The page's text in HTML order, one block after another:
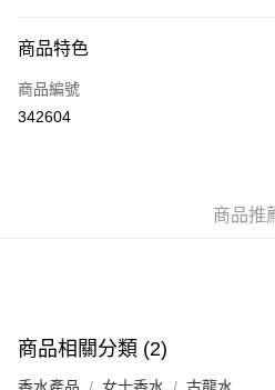
信用卡
Apple Pay
付款後門市自取，訂單確認後2-4個
商品特色
商品編號
342604
商品推
商品相關分類 (2)